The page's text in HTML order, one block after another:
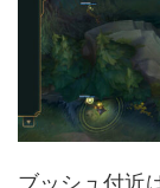
ブッシュ付近